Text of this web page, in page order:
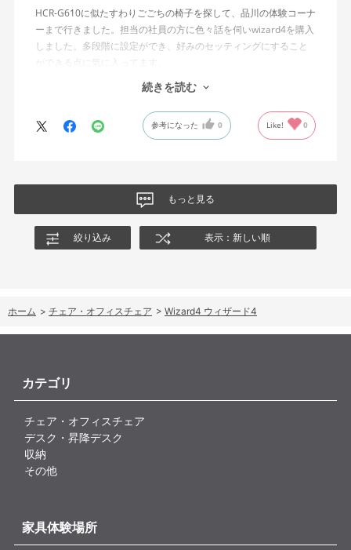
問い合わせに対しては、「オートフィットシンクロロッキングの
反力特性を自動調整する機能が働いているため」「Wizard2とは機
構が異なるため、同じ挙動にはならない」との回答をいただきま
強度調整との関係や、最弱設定であっても大きな反力が残る理由
製品自体に不具合があるとは考えていませんが、少なくとも私の
ングの特性や体重による使用感の違いが、より分かりやすく案内
されることを期待します。
HCR-G610に似たすわりごごちの椅子を探して、品川の体験コーナ
ーまで行きました。担当の社員の方に色々話を伺いwizard4を購入
しました。多段階に設定ができ、好みのセッティングにすること
ができる点に気に入ってます。
しいて言えば、座面がもう少し硬めが好みに近かったなと思いま
す。座面の硬さまで調節出来る機能が有れば完璧だと思います。
続きを読む
参考になった 0 Like! 0
もっと見る
絞り込み 表示：新しい順
ホーム > チェア・オフィスチェア > Wizard4 ウィザード4
カテゴリ
チェア・オフィスチェア
デスク・昇降デスク
収納
その他
家具体験場所